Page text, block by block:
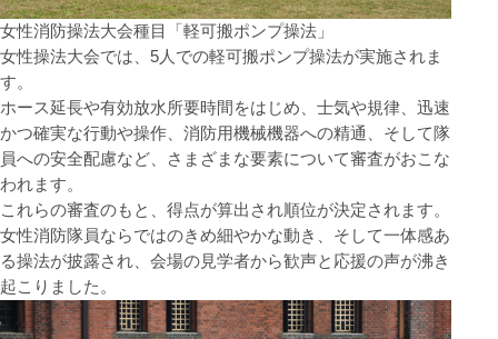
女性消防操法大会種目「軽可搬ポンプ操法」
女性操法大会では、5人での軽可搬ポンプ操法が実施されま
す。
ホース延長や有効放水所要時間をはじめ、士気や規律、迅速
かつ確実な行動や操作、消防用機械機器への精通、そして隊
員への安全配慮など、さまざまな要素について審査がおこな
われます。
これらの審査のもと、得点が算出され順位が決定されます。
女性消防隊員ならではのきめ細やかな動き、そして一体感あ
る操法が披露され、会場の見学者から歓声と応援の声が沸き
起こりました。